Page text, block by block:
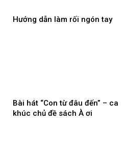
Hướng dẫn làm rối ngón tay
Bài hát “Con từ đâu đến” – ca
khúc chủ đề sách À ơi